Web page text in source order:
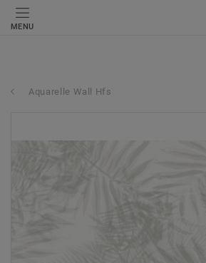
MENU
Aquarelle Wall Hfs